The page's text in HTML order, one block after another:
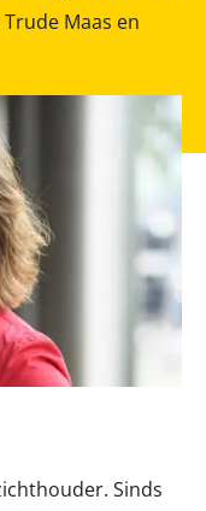
Maas en
Sinds